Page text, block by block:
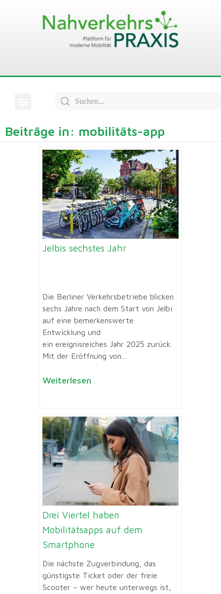
Beiträge in: mobilitäts-app
Jelbis sechstes Jahr
Die Berliner Verkehrsbetriebe blicken
sechs Jahre nach dem Start von Jelbi
auf eine bemerkenswerte
Entwicklung und
ein ereignisreiches Jahr 2025 zurück.
Mit der Eröffnung von...
Weiterlesen
Drei Viertel haben
Mobilitätsapps auf dem
Smartphone
Die nächste Zugverbindung, das
günstigste Ticket oder der freie
Scooter – wer heute unterwegs ist,